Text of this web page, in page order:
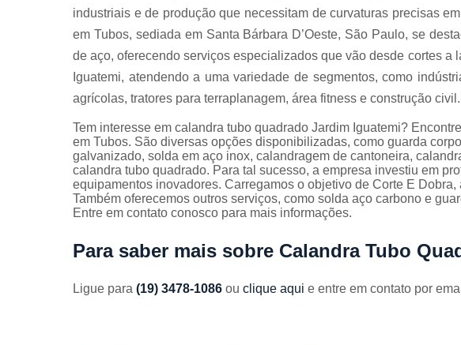
corte
Guarda
corpos
carbono
corpos ferro
Guarda
corpos
galvanizados
Guarda
Serviços de
Soldas em
industriais e de produção que necessitam de curvaturas precisas
em Tubos, sediada em Santa Bárbara D’Oeste, São Paulo, se
de aço, oferecendo serviços especializados que vão desde cortes a
Iguatemi, atendendo a uma variedade de segmentos, como
agrícolas, tratores para terraplanagem, área fitness e construção civil.
Tem interesse em calandra tubo quadrado Jardim Iguatemi?
em Tubos. São diversas opções disponibilizadas, como guarda
galvanizado, solda em aço inox, calandragem de cantoneira,
calandra tubo quadrado. Para tal sucesso, a empresa investiu em
equipamentos inovadores. Carregamos o objetivo de Corte E
Também oferecemos outros serviços, como solda aço carbono e
Entre em contato conosco para mais informações.
Para saber mais sobre Calandra Tubo
Ligue para (19) 3478-1086 ou clique aqui e entre em contato por